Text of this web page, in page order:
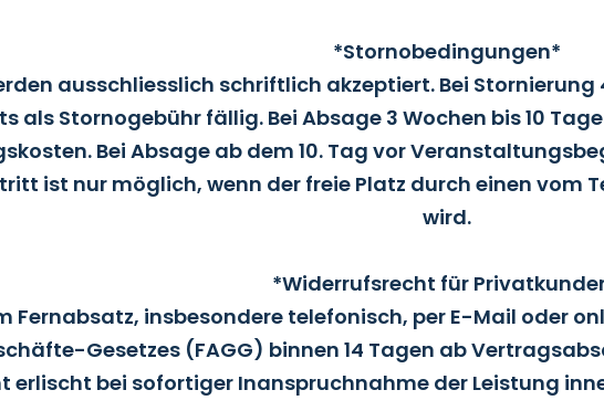
*Stornobedingungen*
ausschliesslich schriftlich akzeptiert. Bei
als Stornogebühr fällig. Bei Absage 3 Wochen bis 10
Bei Absage ab dem 10. Tag vor
ist nur möglich, wenn der freie Platz durch einen vom
wird.
*Widerrufsrecht für
Fernabsatz, insbesondere telefonisch, per E-Mail oder
Gesetzes (FAGG) binnen 14 Tagen ab
erlischt bei sofortiger Inanspruchnahme der Leistung